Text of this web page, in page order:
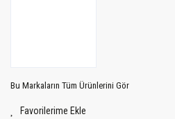
Bu Markaların Tüm Ürünlerini Gör